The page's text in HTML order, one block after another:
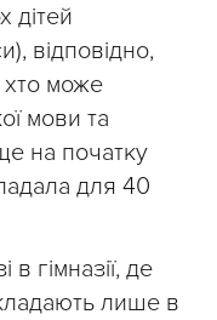
дітей
відповідно,
хто може
мови та
на початку
для 40
гімназії, де
лише в